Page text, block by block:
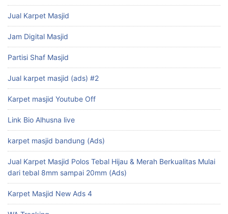
Jual Karpet Masjid
Jam Digital Masjid
Partisi Shaf Masjid
Jual karpet masjid (ads) #2
Karpet masjid Youtube Off
Link Bio Alhusna live
karpet masjid bandung (Ads)
Jual Karpet Masjid Polos Tebal Hijau & Merah Berkualitas Mulai
dari tebal 8mm sampai 20mm (Ads)
Karpet Masjid New Ads 4